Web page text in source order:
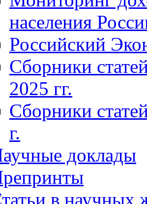
населения
Российский
Сборники
2025 гг.
Сборники
г.
доклады
в научных